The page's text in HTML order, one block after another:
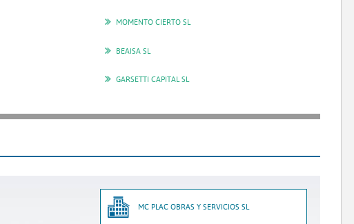
MOMENTO CIERTO SL
BEAISA SL
GARSETTI CAPITAL SL
MC PLAC OBRAS Y SERVICIOS SL